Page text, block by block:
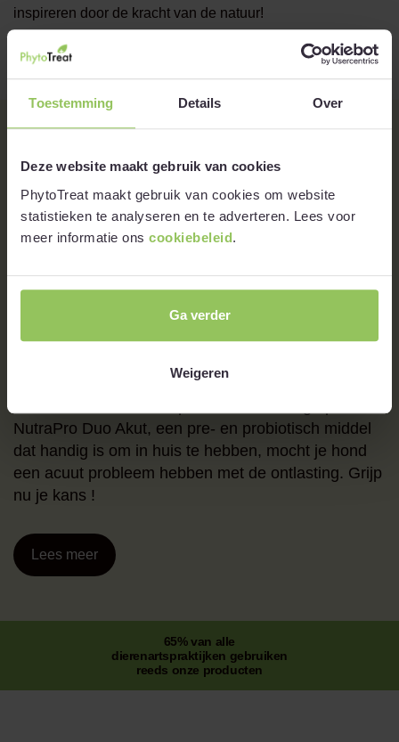
Toestemming Details Over
Deze website maakt gebruik van cookies
PhytoTreat maakt gebruik van cookies om website
statistieken te analyseren en te adverteren. Lees voor
meer informatie ons cookiebeleid.
Ga verder
Weigeren
inspireren door de kracht van de natuur!
Aanbieding
Verwen jezelf met kwaliteit en bespaar tegelijkertijd.
NutraPro Duo Akut, een pre- en probiotisch middel
dat handig is om in huis te hebben, mocht je hond
een acuut probleem hebben met de ontlasting. Grijp
nu je kans !
Lees meer
65% van alle
dierenartspraktijken gebruiken
reeds onze producten